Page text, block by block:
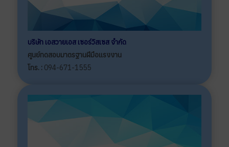
บริษัท เอสวายเอส เซอร์วิสเซส จำกัด
ศูนย์ทดสอบมาตรฐานฝีมือแรงงาน
โทร. : 094-671-1555